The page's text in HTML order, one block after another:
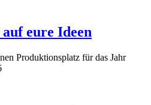
eure Ideen
Produktionsplatz für das Jahr